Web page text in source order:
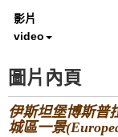
影片
video
圖片內頁
伊斯坦堡博斯普
城區一景